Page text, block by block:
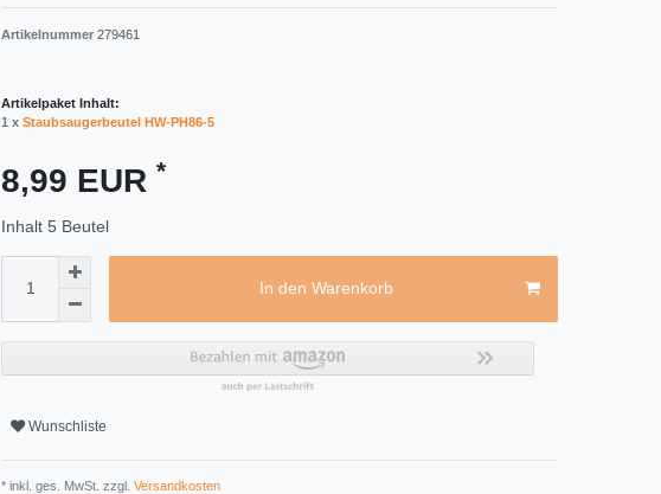
Artikelnummer 279461
Artikelpaket Inhalt:
1 x Staubsaugerbeutel HW-PH86-5
8,99 EUR *
Inhalt 5 Beutel
In den Warenkorb
Wunschliste
* inkl. ges. MwSt. zzgl. Versandkosten